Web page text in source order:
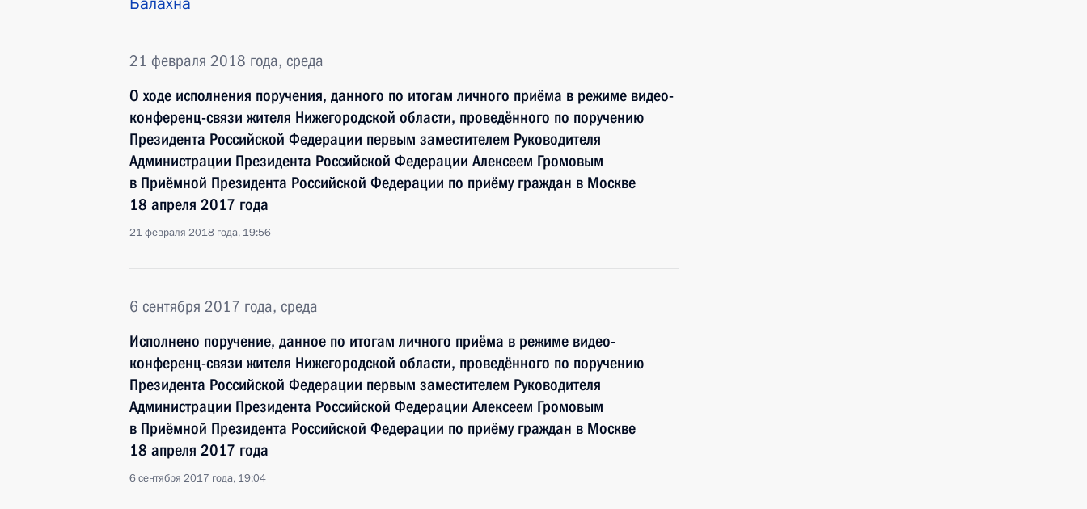
21 февраля 2018 года, среда
О ходе исполнения поручения, данного по итогам личного приёма в режиме видео-
конференц-связи жителя Нижегородской области, проведённого по поручению
Президента Российской Федерации первым заместителем Руководителя
Администрации Президента Российской Федерации Алексеем Громовым
в Приёмной Президента Российской Федерации по приёму граждан в Москве
18 апреля 2017 года
21 февраля 2018 года, 19:56
6 сентября 2017 года, среда
Исполнено поручение, данное по итогам личного приёма в режиме видео-
конференц-связи жителя Нижегородской области, проведённого по поручению
Президента Российской Федерации первым заместителем Руководителя
Администрации Президента Российской Федерации Алексеем Громовым
в Приёмной Президента Российской Федерации по приёму граждан в Москве
18 апреля 2017 года
6 сентября 2017 года, 19:04